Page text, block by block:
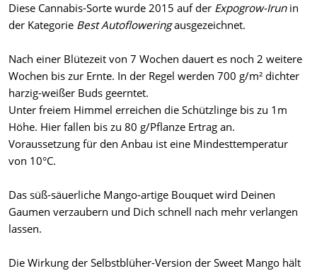
Diese Cannabis-Sorte wurde 2015 auf der Expogrow-Irunin
der Kategorie Best Autofloweringausgezeichnet.
Nach einer Blütezeit von 7 Wochen dauert es noch 2 weitere
Wochen bis zur Ernte. In der Regel werden 700 g/m² dichter
harzig-weißer Buds geerntet.
Unter freiem Himmel erreichen die Schützlinge bis zu 1m
Höhe. Hier fallen bis zu 80 g/Pflanze Ertrag an.
Voraussetzung für den Anbau ist eine Mindesttemperatur
von 10°C.
Das süß-säuerliche Mango-artige Bouquet wird Deinen
Gaumen verzaubern und Dich schnell nach mehr verlangen
lassen.
Die Wirkung der Selbstblüher-Version der Sweet Mango hält